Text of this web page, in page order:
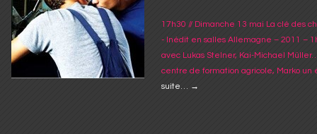
17h30 // Dimanche 13 mai La clé des
- Inédit en salles Allemagne – 2011 –
avec Lukas Stelner, Kai-Michael
centre de formation agricole, Marko
suite… →